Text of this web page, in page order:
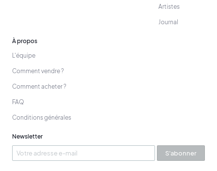
Artistes
Journal
À propos
L'équipe
Comment vendre ?
Comment acheter ?
FAQ
Conditions générales
Newsletter
S'abonner